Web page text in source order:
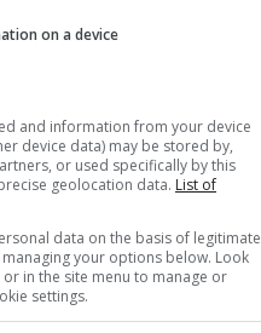
. on a device
and information from your device
device data) may be stored by,
or used specifically by this
geolocation data. List of
data on the basis of legitimate
your options below. Look
in the site menu to manage or
settings.